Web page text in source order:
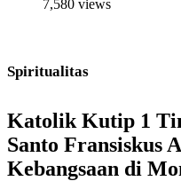
7,580 views
Spiritualitas
Katolik Kutip 1
Santo Fransiskus
Kebangsaan di